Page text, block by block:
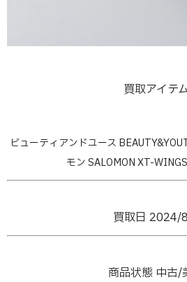
買取アイテ
ビューティアンドユース
モン SALOMON XT-
買取日 2024/
商品状態 中古/